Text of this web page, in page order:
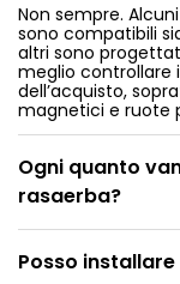
Non sempre.
sono compatibili
altri sono
meglio controllare
dell’acquisto,
magnetici e ruote
Ogni quanto
rasaerba?
Posso